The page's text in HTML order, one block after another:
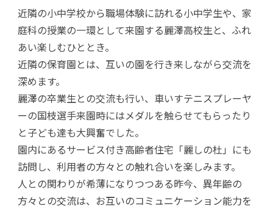
近隣の小中学校から職場体験に訪れる小中学生や、家
庭科の授業の一環として来園する麗澤高校生と、ふれ
あい楽しむひととき。
近隣の保育園とは、互いの園を行き来しながら交流を
深めます。
麗澤の卒業生との交流も行い、車いすテニスプレーヤ
ーの国枝選手来園時にはメダルを触らせてもらったり
と子ども達も大興奮でした。
園内にあるサービス付き高齢者住宅「麗しの杜」にも
訪問し、利用者の方々との触れ合いを楽しみます。
人との関わりが希薄になりつつある昨今、異年齢の
方々との交流は、お互いのコミュニケーション能力を